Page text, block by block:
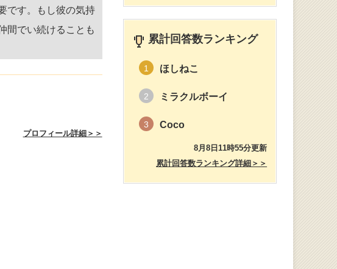
です。もし彼の気持
間でい続けることも
プロフィール詳細＞＞
累計回答数ランキング
1 ほしねこ
2 ミラクルボーイ
3 Coco
8月8日11時55分更新
累計回答数ランキング詳細＞＞